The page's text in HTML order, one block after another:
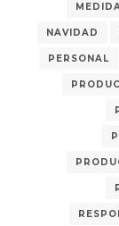
NAVIDAD
PERSONAL